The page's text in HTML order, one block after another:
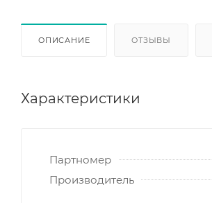
ОПИСАНИЕ ОТЗЫВЫ
Характеристики
Партномер
Производитель